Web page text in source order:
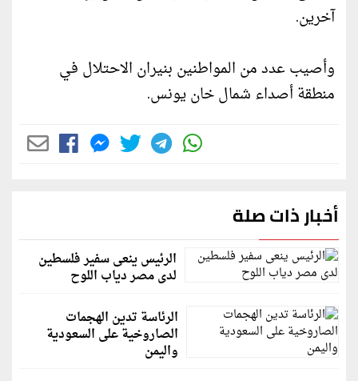
آخرين.
وأصيب عدد من المواطنين بنيران الاحتلال في
منطقة أصداء شمال خان يونس.
أخبار ذات صلة
الرئيس ينعى سفير فلسطين
لدى مصر دياب اللوح
الرئاسة تدين الهجمات
الصاروخية على السعودية
واليمن